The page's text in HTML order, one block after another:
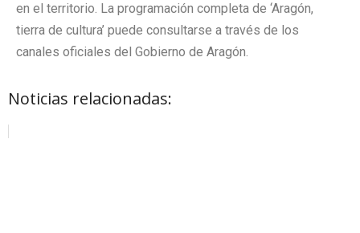
en el territorio. La programación completa de ‘Aragón,
tierra de cultura’ puede consultarse a través de los
canales oficiales del Gobierno de Aragón.
Noticias relacionadas: